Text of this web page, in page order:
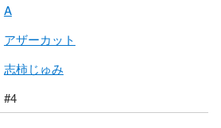
A
アザーカット
志柿じゅみ
#4